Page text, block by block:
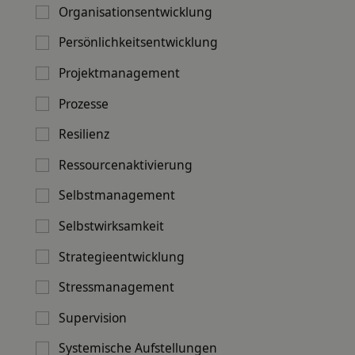
Organisationsentwicklung
Persönlichkeitsentwicklung
Projektmanagement
Prozesse
Resilienz
Ressourcenaktivierung
Selbstmanagement
Selbstwirksamkeit
Strategieentwicklung
Stressmanagement
Supervision
Systemische Aufstellungen
Für welche Themen kann ich einen SMC-
Für welche Themen kann ich einen SMC-Coach
anfragen?SMC-Coaches begleiten unter
anderem bei Führung, persönlicher und
beruflicher Veränderung, Konfliktklärung,
Kulturentwicklung. Der systemische Ansatz ist
praxisnah und in unterschiedlichen beruflichen
Kontexten einsetzbar.